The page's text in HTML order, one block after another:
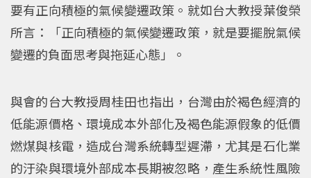
要有正向積極的氣候變遷政策。就如台大教授葉俊榮
所言：「正向積極的氣候變遷政策，就是要擺脫氣候
變遷的負面思考與拖延心態」。
與會的台大教授周桂田也指出，台灣由於褐色經濟的
低能源價格、環境成本外部化及褐色能源假象的低價
燃煤與核電，造成台灣系統轉型遲滯，尤其是石化業
的汙染與環境外部成本長期被忽略，產生系統性風險